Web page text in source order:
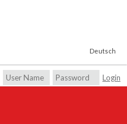
Deutsch